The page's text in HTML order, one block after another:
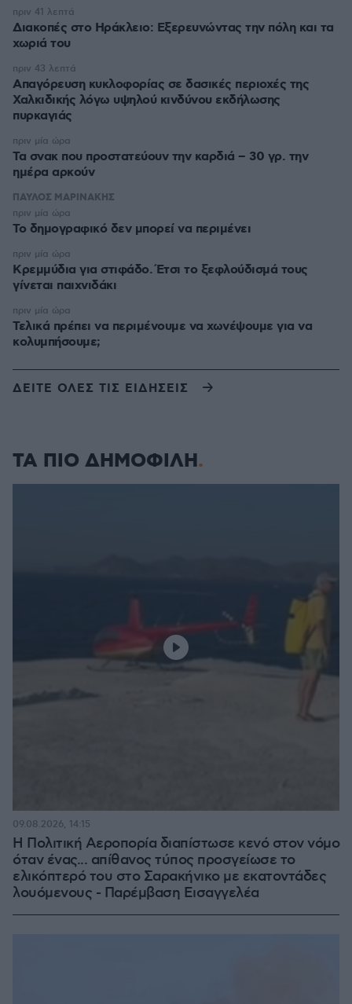
Διακοπές στο Ηράκλειο: Εξερευνώντας την πόλη και τα
χωριά του
πριν 41 λεπτά
Απαγόρευση κυκλοφορίας σε δασικές περιοχές της
Χαλκιδικής λόγω υψηλού κινδύνου εκδήλωσης
πυρκαγιάς
πριν 43 λεπτά
Τα σνακ που προστατεύουν την καρδιά – 30 γρ. την
ημέρα αρκούν
πριν μία ώρα
ΠΑΥΛΟΣ ΜΑΡΙΝΑΚΗΣ
Το δημογραφικό δεν μπορεί να περιμένει
πριν μία ώρα
Κρεμμύδια για στιφάδο. Έτσι το ξεφλούδισμά τους
γίνεται παιχνιδάκι
πριν μία ώρα
Τελικά πρέπει να περιμένουμε να χωνέψουμε για να
κολυμπήσουμε;
πριν μία ώρα
ΔΕΙΤΕ ΟΛΕΣ ΤΙΣ ΕΙΔΗΣΕΙΣ
ΤΑ ΠΙΟ ΔΗΜΟΦΙΛΗ
Η Πολιτική Αεροπορία διαπίστωσε κενό στον νόμο
όταν ένας... απίθανος τύπος προσγείωσε το
ελικόπτερό του στο Σαρακήνικο με εκατοντάδες
λουόμενους - Παρέμβαση Εισαγγελέα
09.08.2026, 14:15